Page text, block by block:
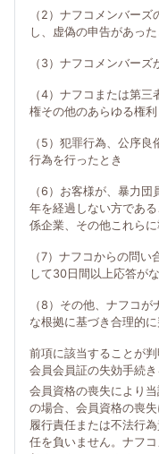
（2）ナフコメンバー
し、虚偽の申告があった
（3）ナフコメンバーズ
（4）ナフコまたは第
権その他のあらゆる権
（5）犯罪行為、公序
行為を行ったとき
（6）お客様が、暴力
年を経過しない方であ
係企業、その他これら
（7）ナフコからの問
して30日間以上応答が
（8）その他、ナフコ
な根拠に基づき合理的
前項に該当することが
会員会員証の失効手続
会員資格の喪失により
の場合、会員資格の喪
履行責任または不法行
任を負いません。ナフ